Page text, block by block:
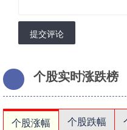
提交评论
个股实时涨跌榜
个股涨幅 个股跌幅